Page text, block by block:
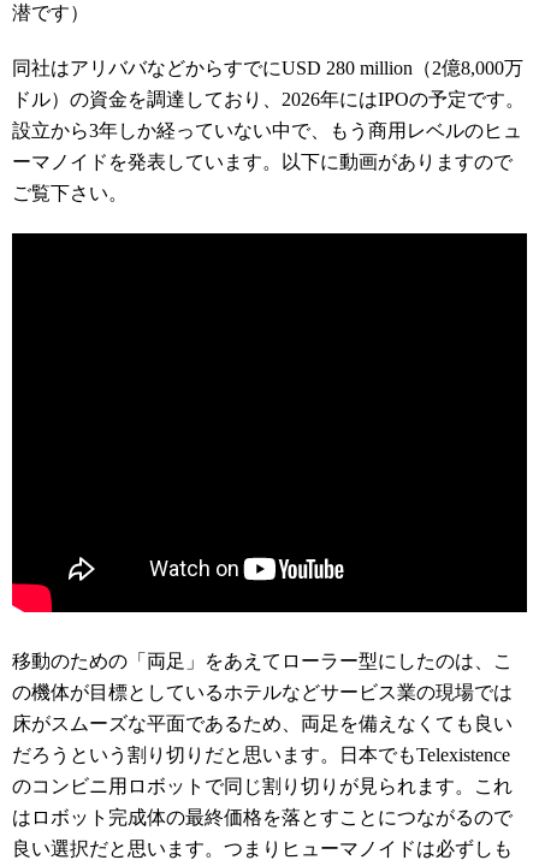
潜です）
同社はアリババなどからすでにUSD 280 million（2億8,000万
ドル）の資金を調達しており、2026年にはIPOの予定です。
設立から3年しか経っていない中で、もう商用レベルのヒュ
ーマノイドを発表しています。以下に動画がありますので
ご覧下さい。
移動のための「両足」をあえてローラー型にしたのは、こ
の機体が目標としているホテルなどサービス業の現場では
床がスムーズな平面であるため、両足を備えなくても良い
だろうという割り切りだと思います。日本でもTelexistence
のコンビニ用ロボットで同じ割り切りが見られます。これ
はロボット完成体の最終価格を落とすことにつながるので
良い選択だと思います。つまりヒューマノイドは必ずしも